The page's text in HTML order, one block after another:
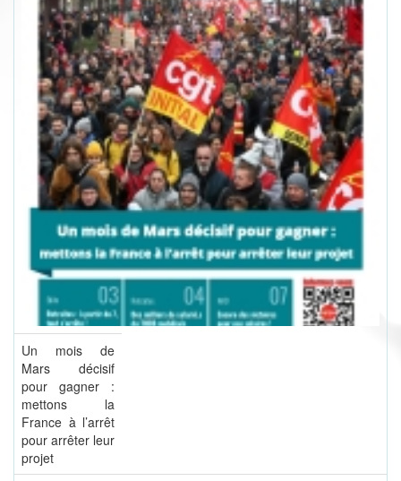
Un mois de
Mars décisif
pour gagner :
mettons la
France à l’arrêt
pour arrêter leur
projet